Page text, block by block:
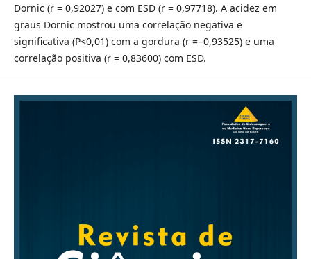
Dornic (r = 0,92027) e com ESD (r = 0,97718). A acidez em
graus Dornic mostrou uma correlação negativa e
significativa (P<0,01) com a gordura (r = ̵ 0,93525) e uma
correlação positiva (r = 0,83600) com ESD.